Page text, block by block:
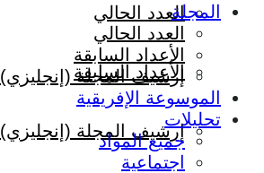
العدد الحالي
الأعداد السابقة
إرشيف المجلة (إنجليزي)
المجلة
العدد الحالي
الأعداد السابقة
إرشيف المجلة (إنجليزي)
الموسوعة الإفريقية
تحليلات
جميع المواد
اجتماعية